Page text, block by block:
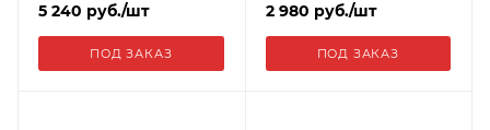
5 240 руб./шт
ПОД ЗАКАЗ
2 980 руб./шт
ПОД ЗАКАЗ